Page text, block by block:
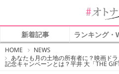
新着記事 ランキング・
HOME
オ
ト
ナ
NEWS
あなたも月の土地の所有者に？映画ド
記念キャンペーンとは？平井 大「THE